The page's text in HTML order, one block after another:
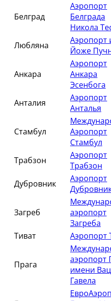
Белград
Аэропорт
Белграда
Никола
Любляна
Аэропорт
Йоже
Анкара
Аэропорт
Анкара
Эсенбога
Анталия
Аэропорт
Анталья
Стамбул
Аэропорт
Стамбул
Трабзон
Аэропорт
Трабзон
Дубровник
Аэропорт
Загреб
аэропорт
Загреба
Тиват Аэропорт
Прага
аэропорт
имени
Гавела